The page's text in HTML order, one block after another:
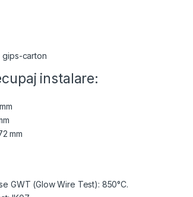
gips-carton
instalare:
mm
GWT (Glow Wire Test): 850°C.